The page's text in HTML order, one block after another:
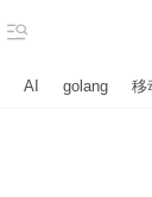

AI golang 移